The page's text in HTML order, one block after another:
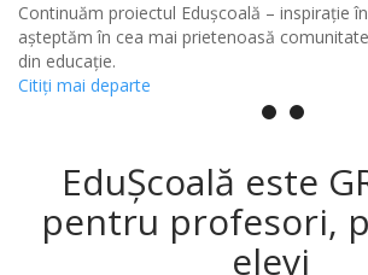
Continuăm proiectul Edușcoală – inspirație
așteptăm în cea mai prietenoasă
din educație.
Citiţi mai departe
EduȘcoală este
pentru profesori,
elevi